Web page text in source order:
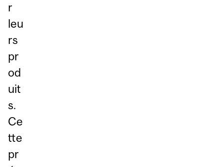
r
leu
rs
pr
od
uit
s.
Ce
tte
pr